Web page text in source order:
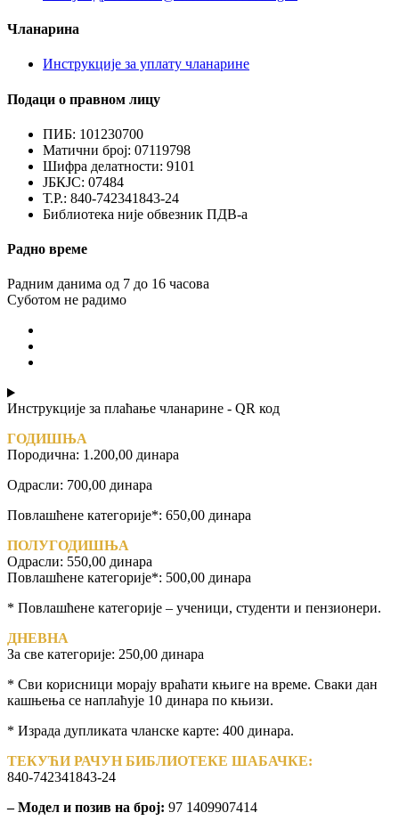
Чланарина
Инструкције за уплату чланарине
Подаци о правном лицу
ПИБ: 101230700
Матични број: 07119798
Шифра делатности: 9101
ЈБКЈС: 07484
Т.Р.: 840-742341843-24
Библиотека није обвезник ПДВ-а
Радно време
Радним данима од 7 до 16 часова
Суботом не радимо
Инструкције за плаћање чланарине - QR код
ГОДИШЊА
Породична: 1.200,00 динара
Одрасли: 700,00 динара
Повлашћене категорије*: 650,00 динара
ПОЛУГОДИШЊА
Одрасли: 550,00 динара
Повлашћене категорије*: 500,00 динара
* Повлашћене категорије – ученици, студенти и пензионери.
ДНЕВНА
За све категорије: 250,00 динара
* Сви корисници морају враћати књиге на време. Сваки дан
кашњења се наплаћује 10 динара по књизи.
* Израда дупликата чланске карте: 400 динара.
ТЕКУЋИ РАЧУН БИБЛИОТЕКЕ ШАБАЧКЕ:
840-742341843-24
– Модел и позив на број: 97 1409907414